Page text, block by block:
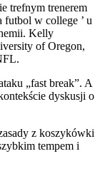
trefnym trenerem
futbol w college ’ u
Kelly
of Oregon,
„fast break”. A
dyskusji o
z koszykówki
tempem i